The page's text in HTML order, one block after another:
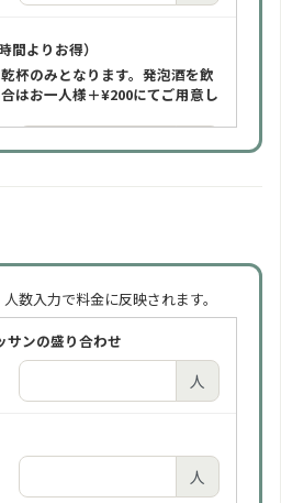
間よりお得）
杯のみとなります。発泡酒を飲
はお一人様＋¥200にてご用意し
人
スーパードライ（缶）」をご提
人
時間よりお得）
ヒスーパードライ（缶）」をご提
人
数入力で料金に反映されます。
サンの盛り合わせ
人
人